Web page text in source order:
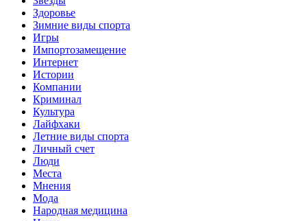
Здоровье
Зимние виды спорта
Игры
Импортозамещение
Интернет
Истории
Компании
Криминал
Культура
Лайфхаки
Летние виды спорта
Личный счет
Люди
Места
Мнения
Мода
Народная медицина